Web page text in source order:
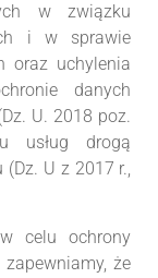
w związku
i w sprawie
oraz uchylenia
danych
U. 2018 poz.
usług drogą
U z 2017 r.,
celu ochrony
że